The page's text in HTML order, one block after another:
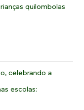
quilombolas
celebrando a
escolas: